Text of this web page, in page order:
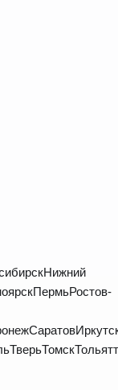
Нижний
ПермьРостов-
Саратов
ТверьТомск